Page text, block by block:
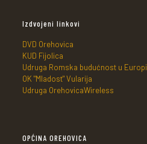
Izdvojeni linkovi
DVD Orehovica
KUD Fijolica
Udruga Romska budućnost u Europi
OK "Mladost" Vularija
Udruga OrehovicaWireless
OPĆINA OREHOVICA